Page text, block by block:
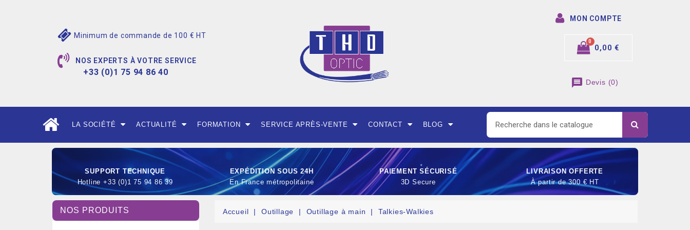
Minimum de commande de 100 € HT
NOS EXPERTS À VOTRE SERVICE
+33 (0)1 75 94 86 40
MON COMPTE
0,00 €
message Devis (0)
LA SOCIÉTÉ ACTUALITÉ FORMATION SERVICE APRÈS-VENTE CONTACT BLOG
SUPPORT TECHNIQUE
Hotline +33 (0)1 75 94 86 39
EXPÉDITION SOUS 24H
En France métropolitaine
PAIEMENT SÉCURISÉ
3D Secure
LIVRAISON OFFERTE
À partir de 300 € HT
NOS PRODUITS Accueil Outillage Outillage à main Talkies-Walkies